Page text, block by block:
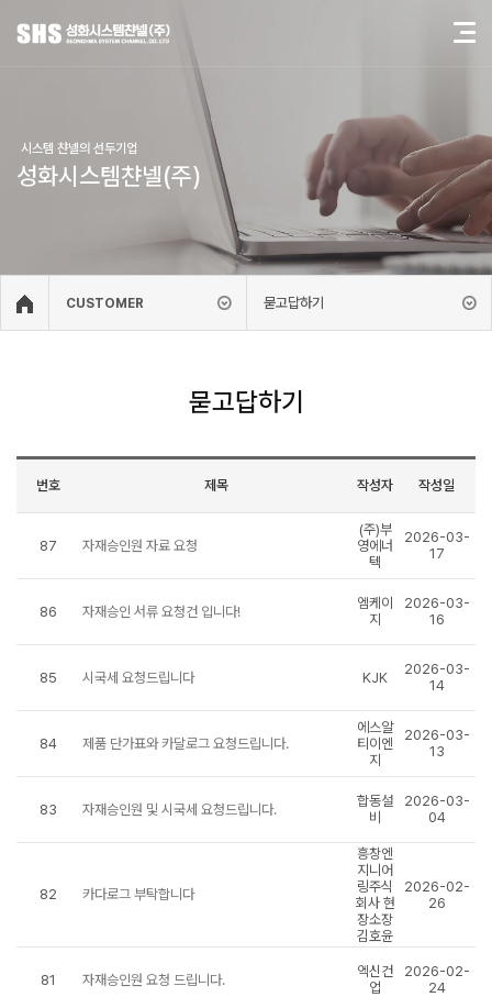
시스템 챤넬의 선두기업
성화시스템챤넬(주)
CUSTOMER 묻고답하기
묻고답하기
번호 제목 작성자 작성일
87 자재승인원 자료 요청
(주)부
영에너
텍
2026-03-
17
86 자재승인 서류 요청건 입니다!
엠케이
지
2026-03-
16
85 시국세 요청드립니다 KJK
2026-03-
14
84 제품 단가표와 카달로그 요청드립니다.
에스알
티이엔
지
2026-03-
13
83 자재승인원 및 시국세 요청드립니다.
합동설
비
2026-03-
04
82 카다로그 부탁합니다
흥창엔
지니어
링주식
회사 현
장소장
김호윤
2026-02-
26
81 자재승인원 요청 드립니다.
엑신건
업
2026-02-
24